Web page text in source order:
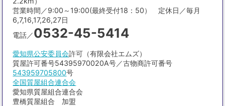
営業時間／9:00～19:00(最終受付18：50） 定休日／毎月
6,7,16,17,26,27日
電話／0532-45-5414
愛知県公安委員会許可（有限会社エムズ）
質屋許可番号54395970020A号／古物商許可番号
543959705800号
全国質屋組合連合会
愛知県質屋組合連合会
豊橋質屋組合 加盟